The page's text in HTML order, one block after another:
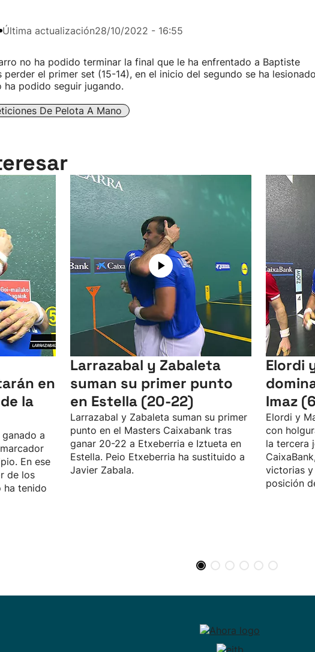
Última actualización28/10/2022 - 16:55
no ha podido terminar la final que le ha enfrentado a Baptiste
perder el primer set (15-14), en el inicio del segundo se ha
ha podido seguir jugando.
De Pelota A Mano
en
la
a
En ese
de los
ha tenido
Larrazabal y Zabaleta
suman su primer punto
en Estella (20-22)
Larrazabal y Zabaleta suman su primer
punto en el Masters Caixabank tras
ganar 20-22 a Etxeberria e Iztueta en
Estella. Peio Etxeberria ha sustituido a
Javier Zabala.
Elordi
Imaz
Elordi y
con
la tercera
victorias y
posición